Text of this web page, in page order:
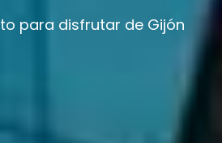
para disfrutar de Gijón